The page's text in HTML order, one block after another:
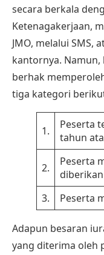
secara berkala
Ketenagakerjaan,
JMO, melalui SMS,
kantornya. Namun,
berhak
tiga kategori
1.
Peserta
tahun
2.
Peserta
3.
Peserta
Adapun besaran
yang diterima oleh